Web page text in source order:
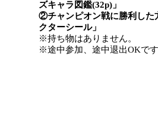
ズキャラ図鑑(32p)」
②チャンピオン戦に勝利した
クターシール」
※持ち物はありません。
※途中参加、途中退出OKです